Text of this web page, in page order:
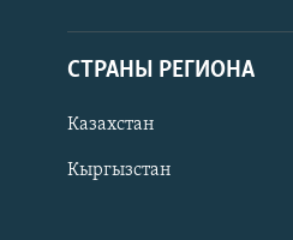
СТРАНЫ РЕГИОНА
Казахстан
Кыргызстан